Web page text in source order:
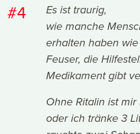
#4
Es ist traurig,
wie manche
erhalten haben
Feuser, die
Medikament gibt
Ohne Ritalin ist
oder ich tränke 3